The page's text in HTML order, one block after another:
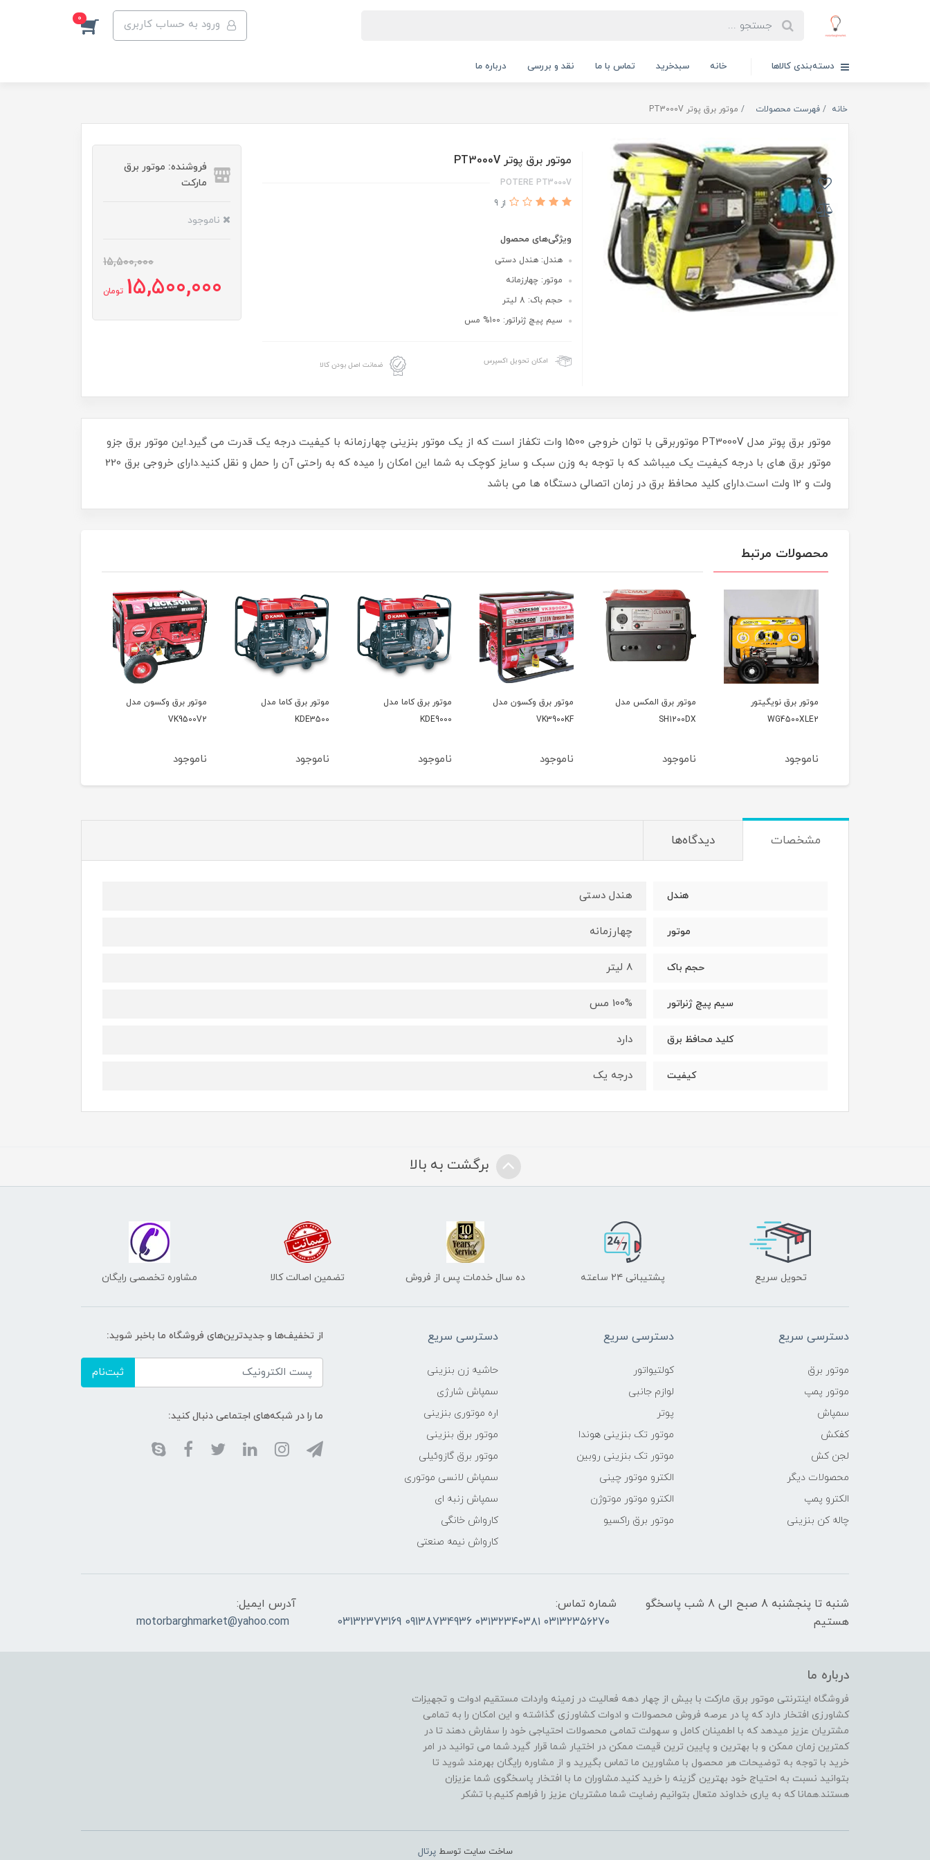
ورود به حساب کاربری 0
دسته‌بندی کالاها خانه سبدخرید تماس با ما نقد و بررسی درباره ما
خانه فهرست محصولات موتور برق پوتر PT3000V
موتور برق پوتر PT3000V
POTERE PT3000V
از 9
ویژگی‌های محصول
هندل: هندل دستی
موتور: چهارزمانه
حجم باک: 8 لیتر
سیم پیچ ژنراتور: 100% مس
امکان تحویل اکسپرس ضمانت اصل بودن کالا
فروشنده: موتور برق
مارکت
ناموجود
15,500,000
15,500,000 تومان
موتور برق پوتر مدل PT3000V موتوربرقی با توان خروجی 1500 وات تکفاز است که از یک موتور بنزینی چهارزمانه با کیفیت درجه یک قدرت می گیرد.این موتور برق جزو
موتور برق های با درجه کیفیت یک میباشد که با توجه به وزن سبک و سایز کوچک به شما این امکان را میده که به راحتی آن را حمل و نقل کنید.دارای خروجی برق 220
ولت و 12 ولت است.دارای کلید محافظ برق در زمان اتصالی دستگاه ها می باشد
محصولات مرتبط
موتور برق المکس مدل
SH1200DX
ناموجود
موتور برق وکسون مدل
VK3900KF
ناموجود
موتور برق کاما مدل
KDE9000
ناموجود
موتور برق کاما مدل
KDE3500
ناموجود
موتور برق وکسون مدل
VK9500V2
ناموجود
موتور برق وکسون مدل
VK9500V
ناموجود
مشخصات دیدگاه‌ها
هندل هندل دستی
موتور چهارزمانه
حجم باک 8 لیتر
سیم پیچ ژنراتور 100% مس
کلید محافظ برق دارد
کیفیت درجه یک
برگشت به بالا
تحویل سریع پشتیبانی ۲۴ ساعته ده سال خدمات پس از فروش تضمین اصالت کالا مشاوره تخصصی رایگان
دسترسی سریع
موتور برق
موتور پمپ
سمپاش
کفکش
لجن کش
محصولات دیگر
الکترو پمپ
چاله کن بنزینی
دسترسی سریع
کولتیواتور
لوازم جانبی
پوتر
موتور تک بنزینی هوندا
موتور تک بنزینی روبین
الکترو موتور چینی
الکترو موتور موتوژن
موتور برق راکسیو
دسترسی سریع
حاشیه زن بنزینی
سمپاش شارژی
اره موتوری بنزینی
موتور برق بنزینی
موتور برق گازوئیلی
سمپاش لانسی موتوری
سمپاش زنبه ای
کارواش خانگی
کارواش نیمه صنعتی
از تخفیف‌ها و جدیدترین‌های فروشگاه ما باخبر شوید:
ثبت‌نام
ما را در شبکه‌های اجتماعی دنبال کنید:
شنبه تا پنجشنبه 8 صبح الی 8 شب پاسخگو
هستیم
شماره تماس:
۰۳۱۳۲۳۵۶۲۷۰ ۰۳۱۳۲۳۴۰۳۸۱ 09138734936 03132373169
آدرس ایمیل:
motorbarghmarket@yahoo.com
درباره ما
فروشگاه اینترنتی موتور برق مارکت با بیش از چهار دهه فعالیت در زمینه واردات مستقیم ادوات و تجهیزات
کشاورزی افتخار دارد که پا در عرصه فروش محصولات و ادوات کشاورزی گذاشته و این امکان را به تمامی
مشتریان عزیز میدهد که با اطمینان کامل و سهولت تمامی محصولات احتیاجی خود را سفارش دهند تا در
کمترین زمان ممکن و با بهترین و پایین ترین قیمت ممکن در اختیار شما قرار گیرد.شما می توانید در امر
خرید با توجه به توضیحات هر محصول با مشاورین ما تماس بگیرید و از مشاوره رایگان بهرمند شوید تا
بتوانید نسبت به احتیاج خود بهترین گزینه را خرید کنید.مشاوران ما با افتخار پاسخگوی شما عزیزان
هستند.همانا که به یاری خداوند متعال بتوانیم رضایت شما مشتریان عزیز را فراهم کنیم.با تشکر
ساخت سایت توسطپرتال